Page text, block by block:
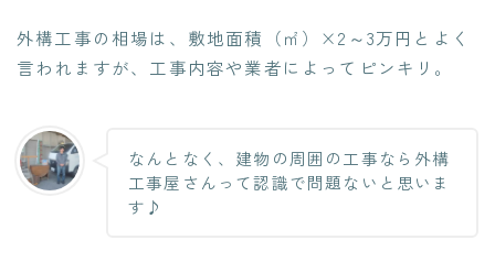
外構工事の相場は、敷地面積（㎡）×2～3万円 とよく
言われますが、工事内容や業者によってピンキリ。
なんとなく、建物の周囲の工事なら外構
工事屋さんって認識で問題ないと思いま
す♪